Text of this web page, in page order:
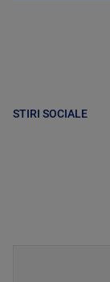
STIRI SOCIALE